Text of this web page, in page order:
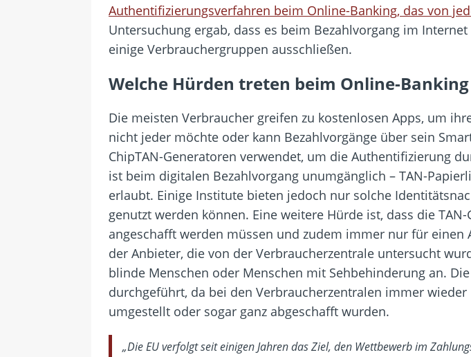
Authentifizierungsverfahren beim Online-Banking, das von
Untersuchung ergab, dass es beim Bezahlvorgang im
einige Verbrauchergruppen ausschließen.
Welche Hürden treten beim Online-
Die meisten Verbraucher greifen zu kostenlosen Apps, um
nicht jeder möchte oder kann Bezahlvorgänge über sein
ChipTAN-Generatoren verwendet, um die Authentifizierung
ist beim digitalen Bezahlvorgang unumgänglich – TAN-
erlaubt. Einige Institute bieten jedoch nur solche
genutzt werden können. Eine weitere Hürde ist, dass die
angeschafft werden müssen und zudem immer nur für
der Anbieter, die von der Verbraucherzentrale untersucht
blinde Menschen oder Menschen mit Sehbehinderung an.
durchgeführt, da bei den Verbraucherzentralen immer
umgestellt oder sogar ganz abgeschafft wurden.
„Die EU verfolgt seit einigen Jahren das Ziel, den Wettbewerb im